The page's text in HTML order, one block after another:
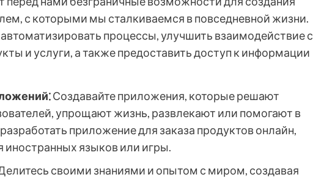
с которыми мы сталкиваемся в повседневной жизни.
процессы, улучшить взаимодействие с
и услуги, а также предоставить доступ к информации
Создавайте приложения, которые решают
упрощают жизнь, развлекают или помогают в
приложение для заказа продуктов онлайн,
иностранных языков или игры.
своими знаниями и опытом с миром, создавая